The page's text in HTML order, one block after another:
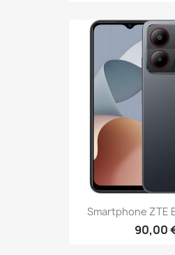
Smartphone ZTE
90,00